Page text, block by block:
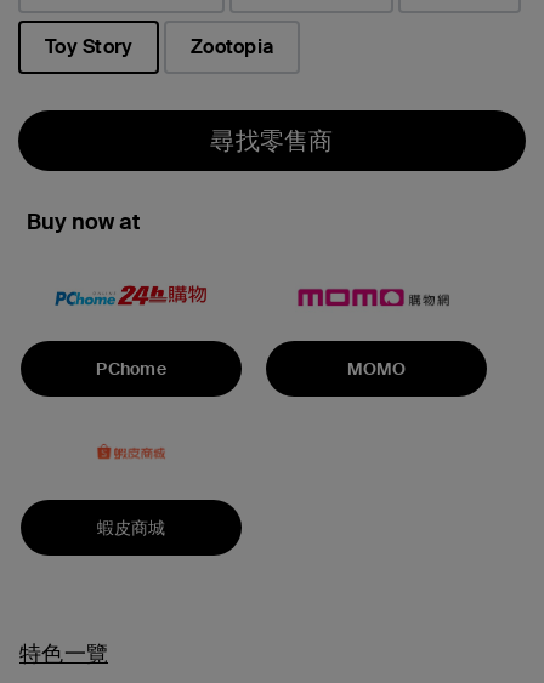
Toy Story
Zootopia
尋找零售商
Buy now at
PChome MOMO
蝦皮商城
特色一覽